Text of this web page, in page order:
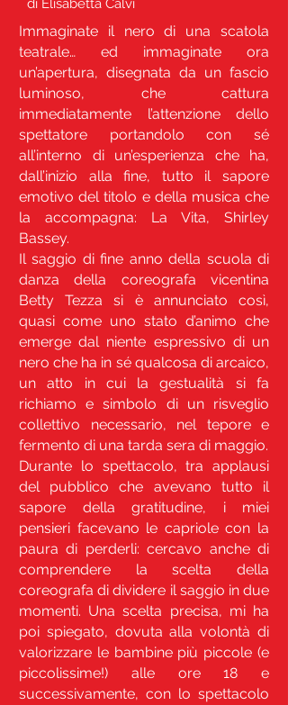
di Elisabetta Calvi
Immaginate il nero di una scatola
teatrale… ed immaginate ora
un’apertura, disegnata da un fascio
luminoso, che cattura
immediatamente l’attenzione dello
spettatore portandolo con sé
all’interno di un’esperienza che ha,
dall’inizio alla fine, tutto il sapore
emotivo del titolo e della musica che
la accompagna: La Vita, Shirley
Bassey.
Il saggio di fine anno della scuola di
danza della coreografa vicentina
Betty Tezza si è annunciato così,
quasi come uno stato d’animo che
emerge dal niente espressivo di un
nero che ha in sé qualcosa di arcaico,
un atto in cui la gestualità si fa
richiamo e simbolo di un risveglio
collettivo necessario, nel tepore e
fermento di una tarda sera di maggio.
Durante lo spettacolo, tra applausi
del pubblico che avevano tutto il
sapore della gratitudine, i miei
pensieri facevano le capriole con la
paura di perderli: cercavo anche di
comprendere la scelta della
coreografa di dividere il saggio in due
momenti. Una scelta precisa, mi ha
poi spiegato, dovuta alla volontà di
valorizzare le bambine più piccole (e
piccolissime!) alle ore 18 e
successivamente, con lo spettacolo